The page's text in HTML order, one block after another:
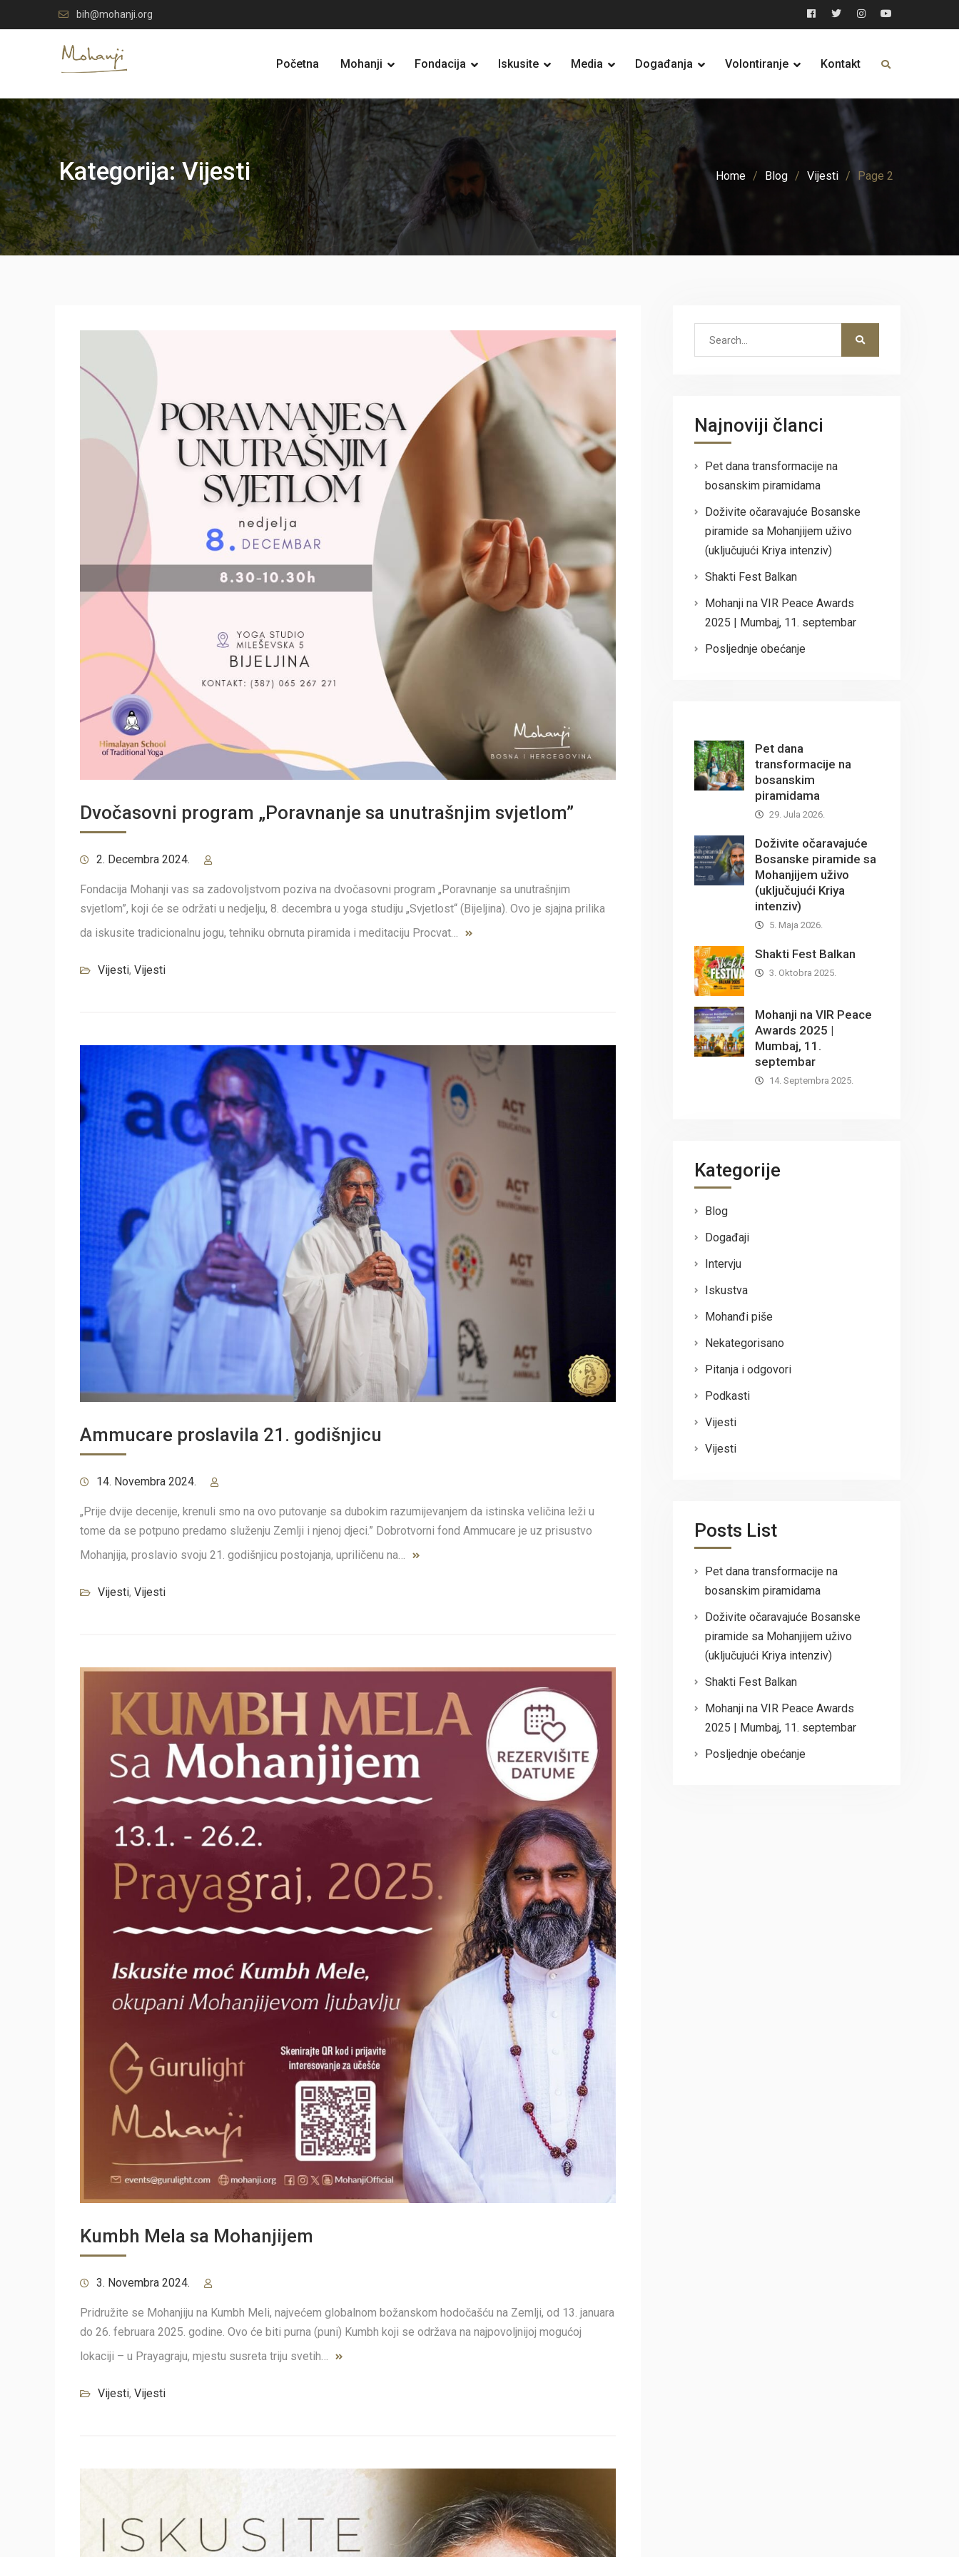
to
bih@mohanji.org
Facebook
TwitterInstagram
YouTube
Početna Mohanji Fondacija Iskusite Media Događanja Volontiranje Kontakt
Kategorija:Vijesti Home Blog Vijesti Page 2
Dvočasovni program „Poravnanje sa unutrašnjim svjetlom”
2. Decembra 2024.
Fondacija Mohanji vas sa zadovoljstvom poziva na dvočasovni program „Poravnanje sa unutrašnjim
svjetlom”, koji će se održati u nedjelju, 8. decembra u yoga studiju „Svjetlost“ (Bijeljina). Ovo je sjajna prilika
da iskusite tradicionalnu jogu, tehniku obrnuta piramida i meditaciju Procvat…
Vijesti, Vijesti
Ammucare proslavila 21. godišnjicu
14. Novembra 2024.
„Prije dvije decenije, krenuli smo na ovo putovanje sa dubokim razumijevanjem da istinska veličina leži u
tome da se potpuno predamo služenju Zemlji i njenoj djeci.” Dobrotvorni fond Ammucare je uz prisustvo
Mohanjija, proslavio svoju 21. godišnjicu postojanja, upriličenu na…
Vijesti, Vijesti
Kumbh Mela sa Mohanjijem
3. Novembra 2024.
Pridružite se Mohanjiju na Kumbh Meli, najvećem globalnom božanskom hodočašću na Zemlji, od 13. januara
do 26. februara 2025. godine. Ovo će biti purna (puni) Kumbh koji se održava na najpovoljnijoj mogućoj
lokaciji – u Prayagraju, mjestu susreta triju svetih…
Vijesti, Vijesti
Najnoviji članci
Pet dana transformacije na
bosanskim piramidama
Doživite očaravajuće Bosanske
piramide sa Mohanjijem uživo
(uključujući Kriya intenziv)
Shakti Fest Balkan
Mohanji na VIR Peace Awards
2025 | Mumbaj, 11. septembar
Posljednje obećanje
Pet dana
transformacije na
bosanskim
piramidama
29. Jula 2026.
Doživite očaravajuće
Bosanske piramide sa
Mohanjijem uživo
(uključujući Kriya
intenziv)
5. Maja 2026.
Shakti Fest Balkan
3. Oktobra 2025.
Mohanji na VIR Peace
Awards 2025 |
Mumbaj, 11.
septembar
14. Septembra 2025.
Kategorije
Blog
Događaji
Intervju
Iskustva
Mohanđi piše
Nekategorisano
Pitanja i odgovori
Podkasti
Vijesti
Vijesti
Posts List
Pet dana transformacije na
bosanskim piramidama
Doživite očaravajuće Bosanske
piramide sa Mohanjijem uživo
(uključujući Kriya intenziv)
Shakti Fest Balkan
Mohanji na VIR Peace Awards
2025 | Mumbaj, 11. septembar
Posljednje obećanje